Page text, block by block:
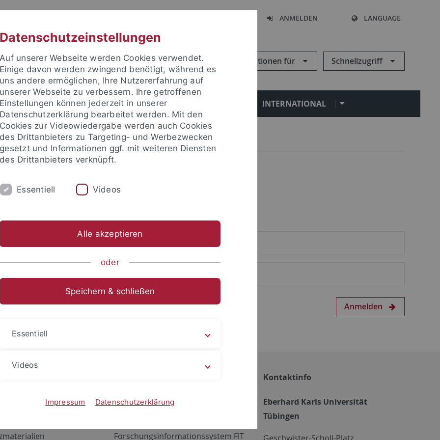
ANMELDEN LANGUAGE
Informationen für Schnellzugriff
FORSCHUNG EINRICHTUNGEN INTERNATIONAL
um sich anzumelden:
Anmelden
Netzwerk
ALMA
Forschungsinformationssystem FIT
Kontaktinfo
Eberhard Karls Universität
Tübingen
Datenschutzeinstellungen
Auf unserer Webseite werden Cookies verwendet.
Einige davon werden zwingend benötigt, während es
uns andere ermöglichen, Ihre Nutzererfahrung auf
unserer Webseite zu verbessern. Ihre getroffenen
Einstellungen können jederzeit in unserer
Datenschutzerklärung bearbeitet werden. Mit den
Cookies zur Videowiedergabe werden auch Cookies
des Drittanbieters zu Targeting- und Werbezwecken
gesetzt und Informationen ggf. mit weiteren Diensten
des Drittanbieters verknüpft.
Essentiell Videos
Alle akzeptieren
oder
Speichern & schließen
Essentiell
Videos
Impressum Datenschutzerklärung